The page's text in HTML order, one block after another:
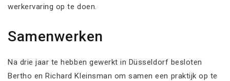
werkervaring op te doen.
Samenwerken
Na drie jaar te hebben gewerkt in Düsseldorf besloten
Bertho en Richard Kleinsman om samen een praktijk op te